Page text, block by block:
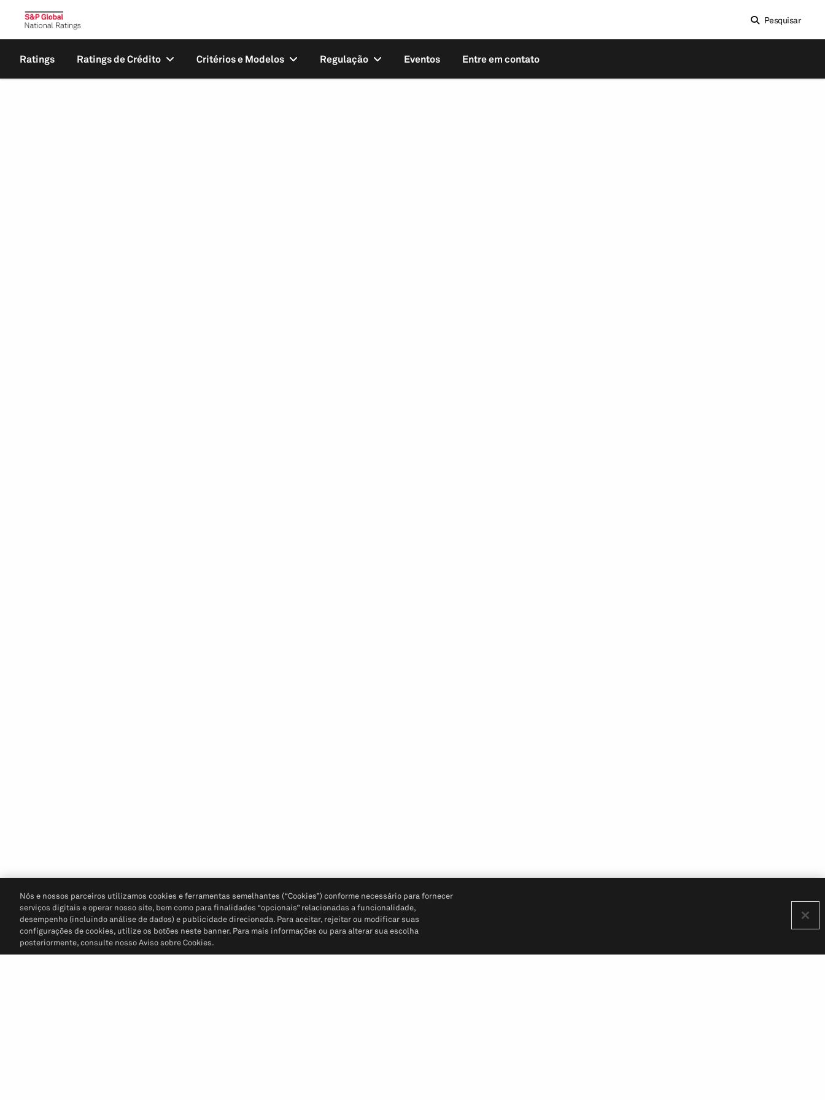
Pesquisar
Ratings Ratings de Crédito Critérios e Modelos Regulação Eventos Entre em contato
Nós e nossos parceiros utilizamos cookies e ferramentas semelhantes (“Cookies”) conforme necessário para fornecer
serviços digitais e operar nosso site, bem como para finalidades “opcionais” relacionadas a funcionalidade,
desempenho (incluindo análise de dados) e publicidade direcionada. Para aceitar, rejeitar ou modificar suas
configurações de cookies, utilize os botões neste banner. Para mais informações ou para alterar sua escolha
posteriormente, consulte nosso Aviso sobre Cookies.